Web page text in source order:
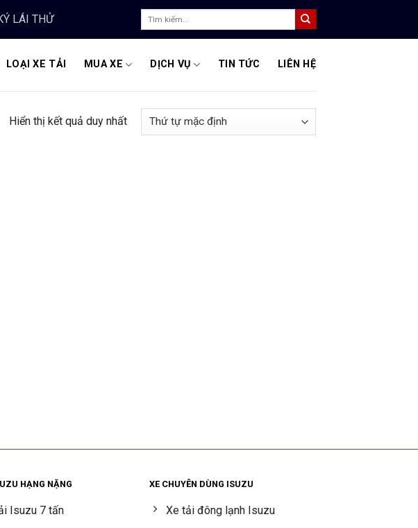
LÁI THỬ
LOẠI XE TẢI MUA XE DỊCH VỤ TIN TỨC LIÊN HỆ
Hiển thị kết quả duy nhất
HẠNG NẶNG
Isuzu 7 tấn
XE CHUYÊN DÙNG ISUZU
Xe tải đông lạnh Isuzu